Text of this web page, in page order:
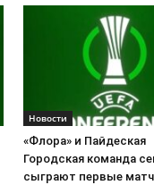
Новости
«Флора» и Пайдеская
Городская команда
сыграют первые